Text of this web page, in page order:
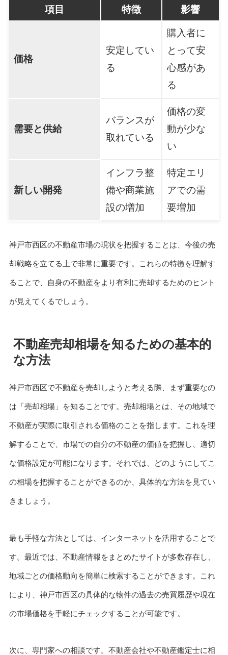
項目 特徴 影響
価格
安定してい
る
購入者に
とって安
心感があ
る
需要と供給
バランスが
取れている
価格の変
動が少な
い
新しい開発
インフラ整
備や商業施
設の増加
特定エリ
アでの需
要増加
神戸市西区の不動産市場の現状を把握することは、今後の売
却戦略を立てる上で非常に重要です。これらの特徴を理解す
ることで、自身の不動産をより有利に売却するためのヒント
が見えてくるでしょう。
不動産売却相場を知るための基本的
な方法
神戸市西区で不動産を売却しようと考える際、まず重要なの
は「売却相場」を知ることです。売却相場とは、その地域で
不動産が実際に取引される価格のことを指します。これを理
解することで、市場での自分の不動産の価値を把握し、適切
な価格設定が可能になります。それでは、どのようにしてこ
の相場を把握することができるのか、具体的な方法を見てい
きましょう。
最も手軽な方法としては、インターネットを活用することで
す。最近では、不動産情報をまとめたサイトが多数存在し、
地域ごとの価格動向を簡単に検索することができます。これ
により、神戸市西区の具体的な物件の過去の売買履歴や現在
の市場価格を手軽にチェックすることが可能です。
次に、専門家への相談です。不動産会社や不動産鑑定士に相